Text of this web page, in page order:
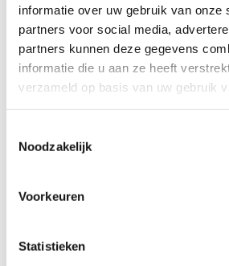
informatie over uw gebruik van onze
partners voor social media,
partners kunnen deze gegevens
informatie die u aan ze heeft
verzameld op basis van uw gebruik
Noodzakelijk
Voorkeuren
Statistieken
Geef aan tot welk domein jouw
KIES EEN DOMEIN
Jouw vraag